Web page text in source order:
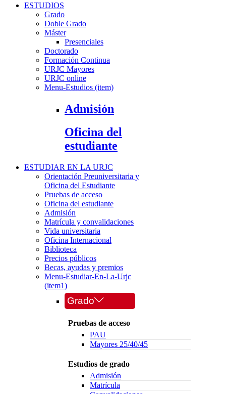
ESTUDIOS
Grado
Doble Grado
Máster
Presenciales
Doctorado
Formación Continua
URJC Mayores
URJC online
Menu-Estudios (item)
Admisión
Oficina del
estudiante
ESTUDIAR EN LA URJC
Orientación Preuniversitaria y
Oficina del Estudiante
Pruebas de acceso
Oficina del estudiante
Admisión
Matrícula y convalidaciones
Vida universitaria
Oficina Internacional
Biblioteca
Precios públicos
Becas, ayudas y premios
Menu-Estudiar-En-La-Urjc
(item1)
Grado
Pruebas de acceso
PAU
Mayores 25/40/45
Estudios de grado
Admisión
Matrícula